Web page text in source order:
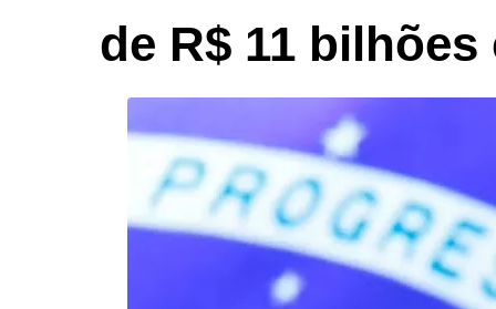
de R$ 11